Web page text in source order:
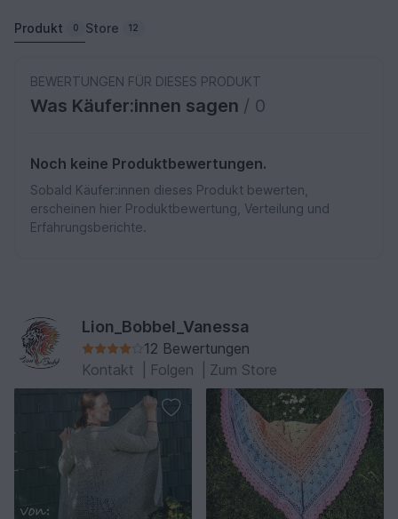
Produkt 0 Store 12
BEWERTUNGEN FÜR DIESES PRODUKT
Was Käufer:innen sagen / 0
Noch keine Produktbewertungen.
Sobald Käufer:innen dieses Produkt bewerten,
erscheinen hier Produktbewertung, Verteilung und
Erfahrungsberichte.
Lion_Bobbel_Vanessa
12 Bewertungen
Kontakt
Folgen Zum Store